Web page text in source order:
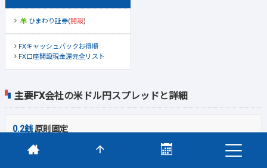
主要FX会社の米ドル円スプレッドと詳細
0.2銭原則固定
GMOクリック証券
ひまわり証券(開設)
FXキャッシュバックお得順
FX口座開設現金還元全リスト